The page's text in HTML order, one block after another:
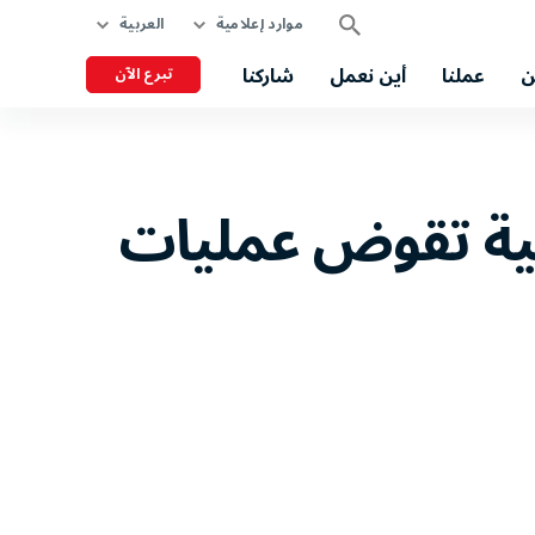
موارد إعلامية العربية
عملنا أين نعمل شاركنا تبرع الآن
تقوض عمليات